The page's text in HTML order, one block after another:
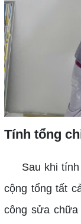
Tính tổng
Sau khi tính
cộng tổng tất
công sửa